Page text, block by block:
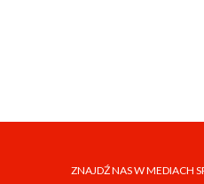
ZNAJDŹ NAS W MEDIACH